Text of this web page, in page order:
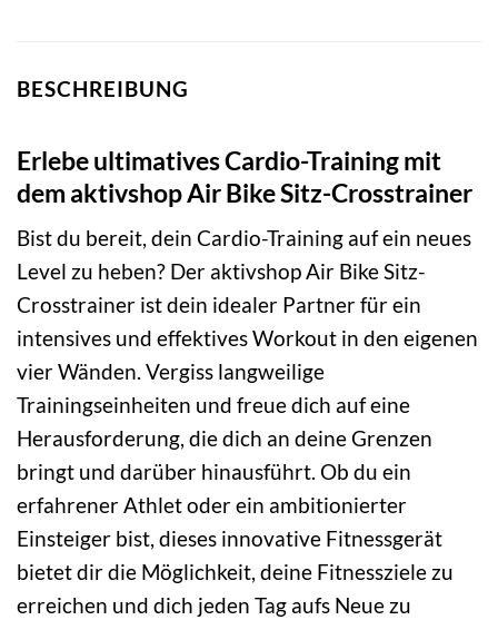
BESCHREIBUNG
Erlebe ultimatives Cardio-Training mit
dem aktivshop Air Bike Sitz-Crosstrainer
Bist du bereit, dein Cardio-Training auf ein neues
Level zu heben? Der aktivshop Air Bike Sitz-
Crosstrainer ist dein idealer Partner für ein
intensives und effektives Workout in den eigenen
vier Wänden. Vergiss langweilige
Trainingseinheiten und freue dich auf eine
Herausforderung, die dich an deine Grenzen
bringt und darüber hinausführt. Ob du ein
erfahrener Athlet oder ein ambitionierter
Einsteiger bist, dieses innovative Fitnessgerät
bietet dir die Möglichkeit, deine Fitnessziele zu
erreichen und dich jeden Tag aufs Neue zu